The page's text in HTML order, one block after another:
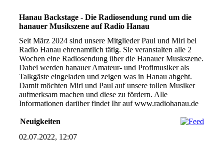
Hanau Backstage - Die Radiosendung rund um die
hanauer Musikszene auf Radio Hanau
Seit März 2024 sind unsere Mitglieder Paul und Miri bei
Radio Hanau ehrenamtlich tätig. Sie veranstalten alle 2
Wochen eine Radiosendung über die Hanauer Muskszene.
Dabei werden hanauer Amateur- und Profimusiker als
Talkgäste eingeladen und zeigen was in Hanau abgeht.
Damit möchten Miri und Paul auf unsere tollen Musiker
aufmerksam machen und diese zu fördern. Alle
Informationen darüber findet Ihr auf www.radiohanau.de
Neuigkeiten
02.07.2022, 12:07